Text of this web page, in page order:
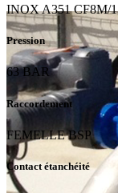
INOX A351 CF8M/
Pression
63 BAR
Raccordement
FEMELLE BSP
Contact étanchéité